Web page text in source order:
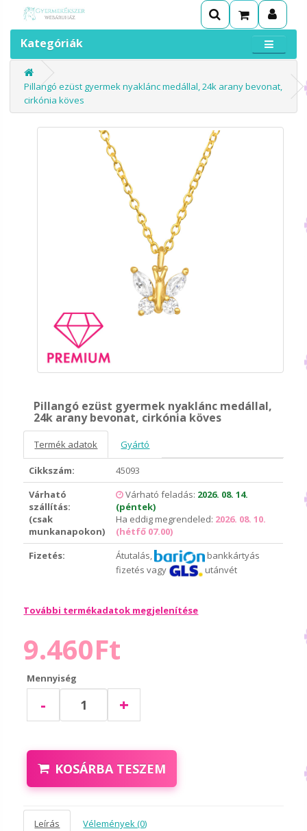
Kategóriák
Pillangó ezüst gyermek nyaklánc medállal, 24k arany bevonat,
cirkónia köves
Pillangó ezüst gyermek nyaklánc medállal,
24k arany bevonat, cirkónia köves
Termék adatok Gyártó
Cikkszám:
45093
Várható
szállítás:
(csak
munkanapokon)
Várható feladás: 2026. 08. 14.
(péntek)
Ha eddig megrendeled: 2026. 08. 10.
(hétfő 07.00)
Fizetés:
Átutalás,
bankkártyás
fizetés vagy
utánvét
További termékadatok megjelenítése
9.460Ft
Mennyiség
- +
KOSÁRBA TESZEM
Leírás Vélemények (0)